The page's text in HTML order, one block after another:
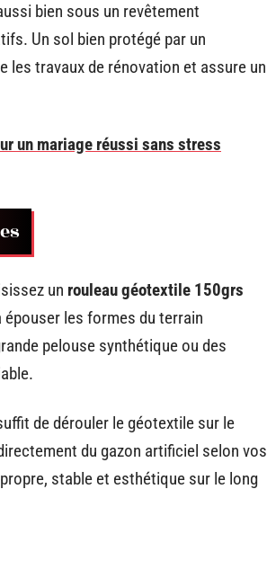
bien sous un revêtement
Un sol bien protégé par un
les travaux de rénovation et assure un
un mariage réussi sans stress
un rouleau géotextile 150grs
les formes du terrain
pelouse synthétique ou des
de dérouler le géotextile sur le
du gazon artificiel selon vos
stable et esthétique sur le long